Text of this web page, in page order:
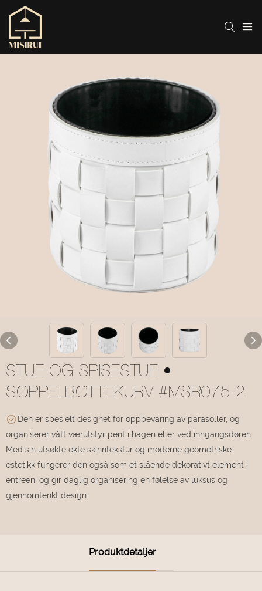
STUE OG SPISESTUE •
SØPPELBØTTEKURV #MSR075-2
Den er spesielt designet for oppbevaring av parasoller, og
organiserer vått værutstyr pent i hagen eller ved inngangsdøren.
Med sin utsøkte ekte skinntekstur og moderne geometriske
estetikk fungerer den også som et slående dekorativt element i
entreen, og gir daglig organisering en følelse av luksus og
gjennomtenkt design.
Produktdetaljer